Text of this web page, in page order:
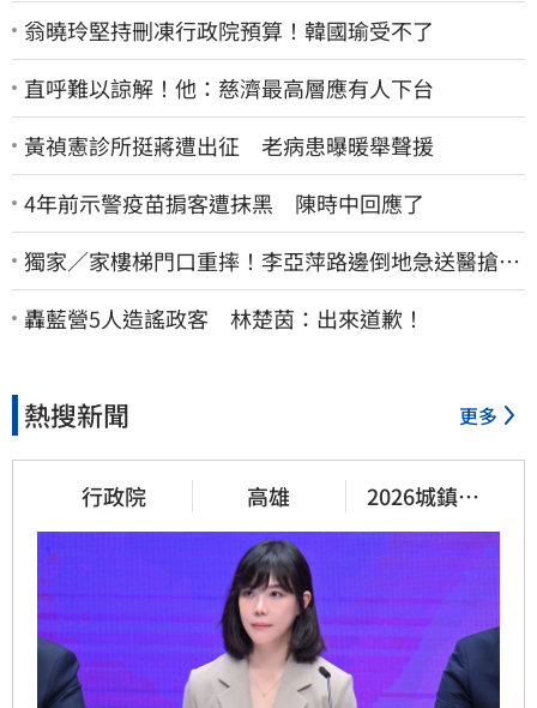
翁曉玲堅持刪凍行政院預算！韓國瑜受不了
直呼難以諒解！他：慈濟最高層應有人下台
黃禎憲診所挺蔣遭出征 老病患曝暖舉聲援
4年前示警疫苗掮客遭抹黑 陳時中回應了
獨家／家樓梯門口重摔！李亞萍路邊倒地急送醫搶
命 「最新傷況」曝
轟藍營5人造謠政客 林楚茵：出來道歉！
熱搜新聞 更多
行政院 高雄
2026城鎮韌
性演習